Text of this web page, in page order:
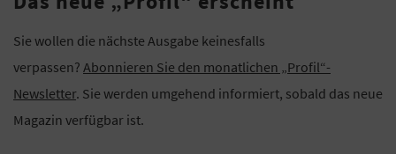
Sie wollen die nächste Ausgabe keinesfalls
verpassen? Abonnieren Sie den monatlichen „Profil“-
Newsletter. Sie werden umgehend informiert, sobald das neue
Magazin verfügbar ist.